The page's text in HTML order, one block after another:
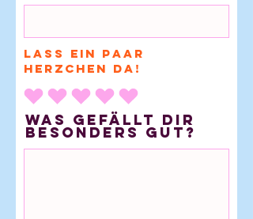
Lass ein paar
Herzchen da!
Was gefällt Dir
besonders gut?